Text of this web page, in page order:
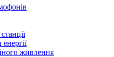
живлення